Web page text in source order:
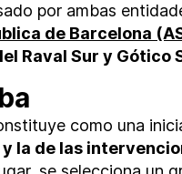
por ambas
de Barcelona
Raval Sur y Gótico
como una
la de las